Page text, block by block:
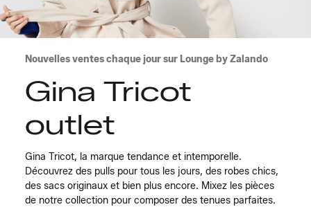
Nouvelles ventes chaque jour sur Lounge by Zalando
Gina Tricot
outlet
Gina Tricot, la marque tendance et intemporelle.
Découvrez des pulls pour tous les jours, des robes chics,
des sacs originaux et bien plus encore. Mixez les pièces
de notre collection pour composer des tenues parfaites.